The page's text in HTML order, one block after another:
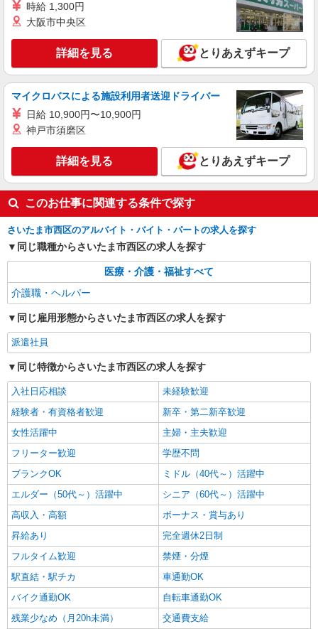
キープ 詳細を見る
時給 1,300円
大阪市中央区
詳細を見る とりあえずキープ
マイクロバスによる施設利用者送迎ドライバー
日給 10,900円〜10,900円
神戸市須磨区
詳細を見る とりあえずキープ
このお仕事に関連する条件で探す
さいたま市西区のアルバイト・バイト・パートの求人を探す
同じ職種からさいたま市西区の求人を探す
医療・介護・福祉すべて
介護職・ヘルパー
同じ雇用形態からさいたま市西区の求人を探す
派遣社員
同じ特徴からさいたま市西区の求人を探す
入社日応相談
未経験歓迎
経験者・有資格者歓迎
新卒・第二新卒歓迎
女性活躍中
主婦・主夫歓迎
フリーター歓迎
学歴不問
ブランクOK
ミドル（40代～）活躍中
エルダー（50代～）活躍中
シニア（60代～）活躍中
高収入・高額
ボーナス・賞与あり
昇給あり
完全週休2日制
フルタイム歓迎
禁煙・分煙
駅直結・駅チカ
車通勤OK
バイク通勤OK
自転車通勤OK
残業少なめ（月20h未満）
交通費支給